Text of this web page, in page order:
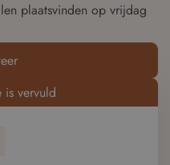
plaatsvinden op vrijdag
is vervuld